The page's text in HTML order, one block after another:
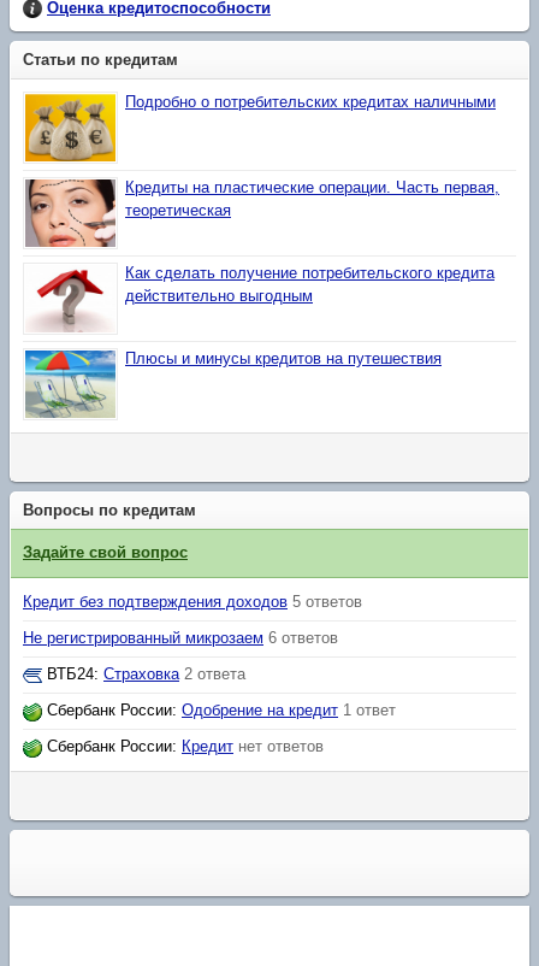
Оценка кредитоспособности
Статьи по кредитам
Подробно о потребительских кредитах наличными
Кредиты на пластические операции. Часть первая,
теоретическая
Как сделать получение потребительского кредита
действительно выгодным
Плюсы и минусы кредитов на путешествия
Вопросы по кредитам
Задайте свой вопрос
Кредит без подтверждения доходов 5 ответов
Не регистрированный микрозаем 6 ответов
ВТБ24: Страховка 2 ответа
Сбербанк России: Одобрение на кредит 1 ответ
Сбербанк России: Кредит нет ответов